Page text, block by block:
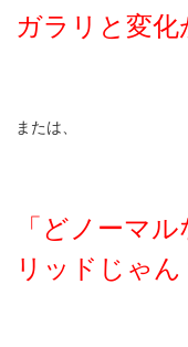
ガラリと変
または、
「どノーマ
リッドじゃん